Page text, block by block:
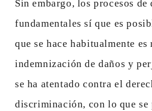
Sin embargo, los procesos de
fundamentales sí que es
que se hace habitualmente es
indemnización de daños y
se ha atentado contra el
discriminación, con lo que se